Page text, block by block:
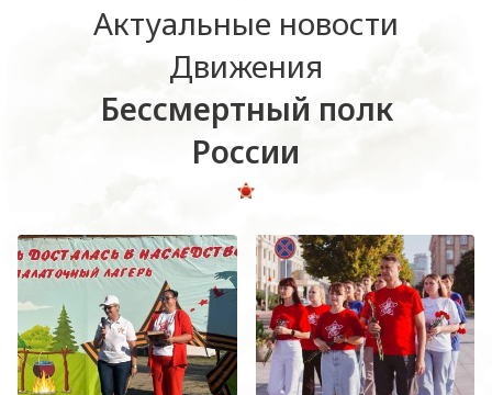
Актуальные новости
Движения
Бессмертный полк
России